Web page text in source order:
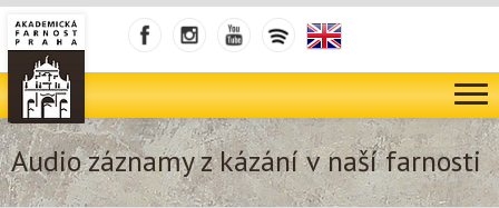
Audio záznamy z kázání v naší farnosti